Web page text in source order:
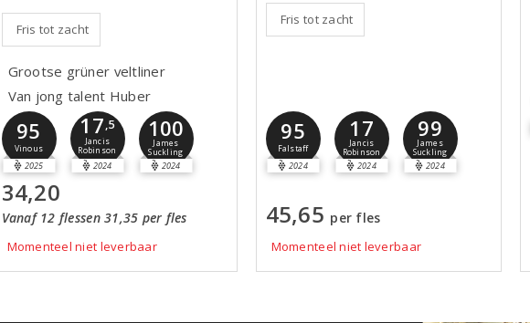
Fris tot zacht
Grootse grüner veltliner
Van jong talent Huber
95
Vinous
2025
17,5
Jancis
Robinson
2024
100
James
Suckling
2024
34,20
Vanaf 12 flessen 31,35 per fles
Momenteel niet leverbaar
Fris tot zacht
95
Falstaff
2024
17
Jancis
Robinson
2024
99
James
Suckling
2024
45,65 per fles
Momenteel niet leverbaar